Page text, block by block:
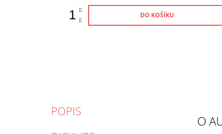
DO KOŠÍKU
POPIS
O